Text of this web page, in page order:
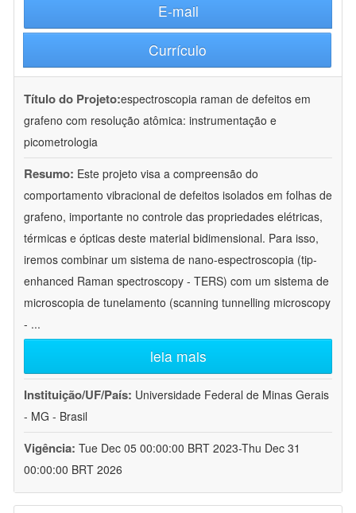
E-mail
Currículo
Título do Projeto:espectroscopia raman de defeitos em
grafeno com resolução atômica: instrumentação e
picometrologia
Resumo: Este projeto visa a compreensão do
comportamento vibracional de defeitos isolados em folhas de
grafeno, importante no controle das propriedades elétricas,
térmicas e ópticas deste material bidimensional. Para isso,
iremos combinar um sistema de nano-espectroscopia (tip-
enhanced Raman spectroscopy - TERS) com um sistema de
microscopia de tunelamento (scanning tunnelling microscopy
- ...
leia mais
Instituição/UF/País: Universidade Federal de Minas Gerais
- MG - Brasil
Vigência: Tue Dec 05 00:00:00 BRT 2023-Thu Dec 31
00:00:00 BRT 2026